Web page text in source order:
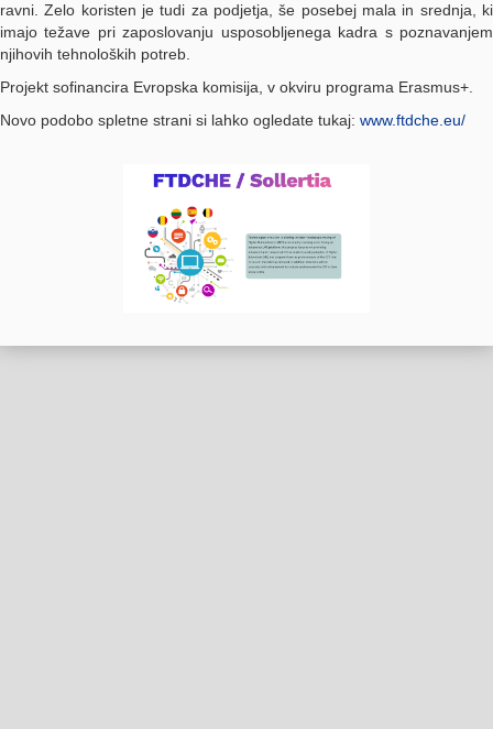
ravni. Zelo koristen je tudi za podjetja, še posebej mala in srednja, ki
imajo težave pri zaposlovanju usposobljenega kadra s poznavanjem
njihovih tehnoloških potreb.
Projekt sofinancira Evropska komisija, v okviru programa Erasmus+.
Novo podobo spletne strani si lahko ogledate tukaj: www.ftdche.eu/